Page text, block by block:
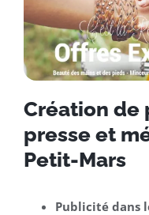
Création de
presse et
Petit-Mars
Publicité dans